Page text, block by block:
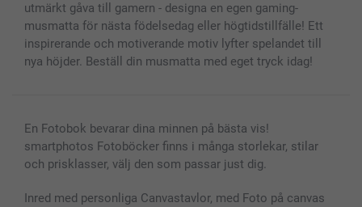
utmärkt gåva till gamern - designa en egen gaming-
musmatta för nästa födelsedag eller högtidstillfälle! Ett
inspirerande och motiverande motiv lyfter spelandet till
nya höjder. Beställ din musmatta med eget tryck idag!
En Fotobok bevarar dina minnen på bästa vis!
smartphotos Fotoböcker finns i många storlekar, stilar
och prisklasser, välj den som passar just dig.
Inred med personliga Canvastavlor, med Foto på canvas